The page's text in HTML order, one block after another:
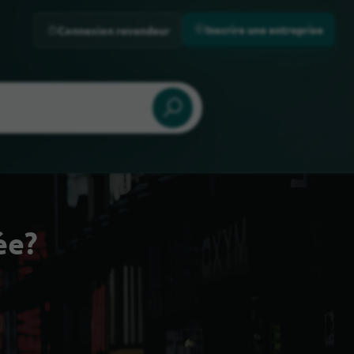
Connexion revendeur Inscrire une entreprise